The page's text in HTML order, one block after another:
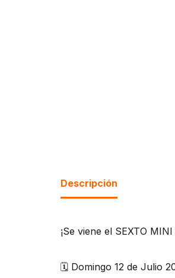
Descripción
¡Se viene el SEXTO
🗓️ Domingo 12 de Julio